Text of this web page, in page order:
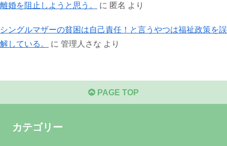
離婚を阻止しようと思う。
に 匿名 より
シングルマザーの貧困は自己責任！と言うやつは福祉政策を誤
解している。
に 管理人さな より
PAGE TOP
カテゴリー